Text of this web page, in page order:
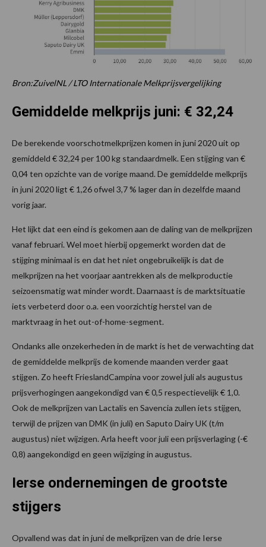
Bron:ZuivelNL / LTO Internationale Melkprijsvergelijking
Gemiddelde melkprijs juni: € 32,24
De berekende voorschotmelkprijzen komen in juni 2020 uit op
gemiddeld € 32,24 per 100 kg standaardmelk. Een stijging van €
0,04 ten opzichte van de vorige maand. De gemiddelde melkprijs
in juni 2020 ligt € 1,26 ofwel 3,7 % lager dan in dezelfde maand
vorig jaar.
Het lijkt dat een eind is gekomen aan de daling van de melkprijzen
vanaf februari. Wel moet hierbij opgemerkt worden dat de
stijging minimaal is en dat het niet ongebruikelijk is dat de
melkprijzen na het voorjaar aantrekken als de melkproductie
seizoensmatig wat minder wordt. Daarnaast is de marktsituatie
iets verbeterd door o.a. een voorzichtig herstel van de
marktvraag in het out-of-home-segment.
Ondanks alle onzekerheden in de markt is het de verwachting dat
de gemiddelde melkprijs de komende maanden verder gaat
stijgen. Zo heeft FrieslandCampina voor zowel juli als augustus
prijsverhogingen aangekondigd van € 0,5 respectievelijk € 1,0.
Ook de melkprijzen van Lactalis en Savencia zullen iets stijgen,
terwijl de prijzen van DMK (in juli) en Saputo Dairy UK (t/m
augustus) niet wijzigen. Arla heeft voor juli een prijsverlaging (-€
0,8) aangekondigd en geen wijziging in augustus.
Ierse ondernemingen de grootste
stijgers
Opvallend was dat in juni de melkprijzen van de drie Ierse